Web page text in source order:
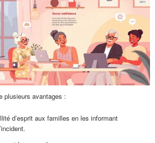
plusieurs avantages :
d’esprit aux familles en les informant